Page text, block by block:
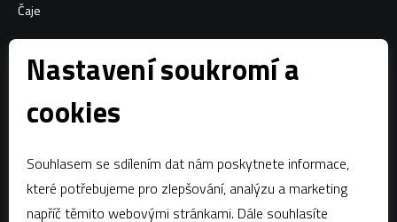
Nastavení soukromí a
cookies
Souhlasem se sdílením dat nám poskytnete informace,
které potřebujeme pro zlepšování, analýzu a marketing
napříč těmito webovými stránkami. Dále souhlasíte
Čaje
Facebook
Kontaktujte nás